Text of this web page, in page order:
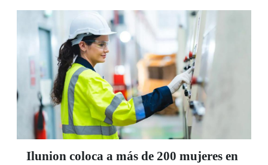
Orden del Mérito Civil.
Ilunion coloca a más de 200 mujeres en